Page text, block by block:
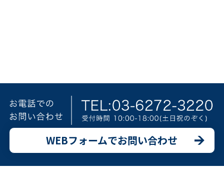
WEBフォームでお問い合わせ